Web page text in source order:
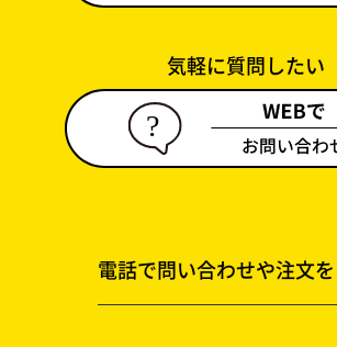
気軽に質問したい
電話で問い合わせや注文